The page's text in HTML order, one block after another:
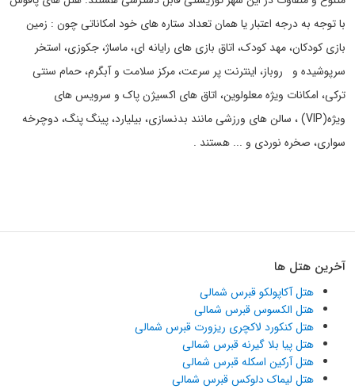
با توجه به درجه اعتبار یا همان تعداد ستاره های خود امکاناتی چون : زمین
بازی کودکان، مهد کودک، اتاق بازی های رایانه ای، ماساژ، جکوزی، استخر
سرپوشیده و روباز، اینترنت پر سرعت، مرکز سلامت و آبگرم، حمام سنتی
ترکی، امکانات ویژه معلولوین، اتاق های اکسیژن پاک و سرویس های
ویژه(VIP) ، سالن های ورزشی مانند بدنسازی، بیلیارد، پینگ پنگ، دوچرخه
سواری، صخره نوردی و ... هستند .
آخرین هتل ها
هتل آکاپولکو قبرس شمالی
هتل الکسوس قبرس شمالی
هتل کنکورد لاکچری ریزورت قبرس شمالی
هتل پیا بلا گیرنه قبرس شمالی
هتل آرکین اسکله قبرس شمالی
هتل لیماک دلوکس قبرس شمالی